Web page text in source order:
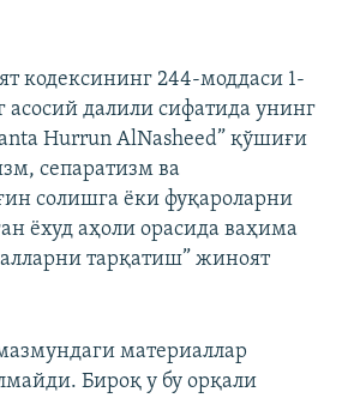
кодексининг 244-моддаси 1-
далили сифатида унинг
Hurrun AlNasheed” қўшиғи
сепаратизм ва
солишга ёки фуқароларни
ёхуд аҳоли орасида ваҳима
тарқатиш” жиноят
материаллар
Бироқ у бу орқали